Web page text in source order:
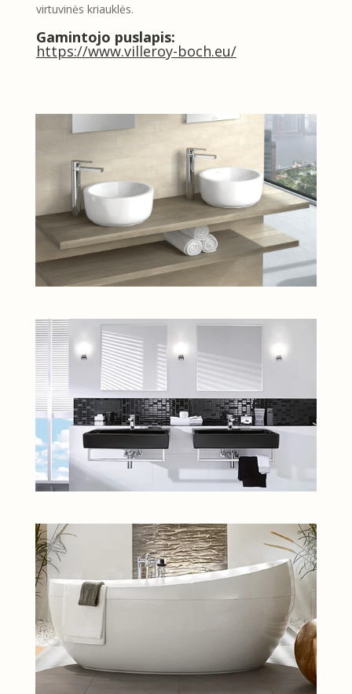
virtuvinės kriauklės.
Gamintojo puslapis:
https://www.villeroy-boch.eu/